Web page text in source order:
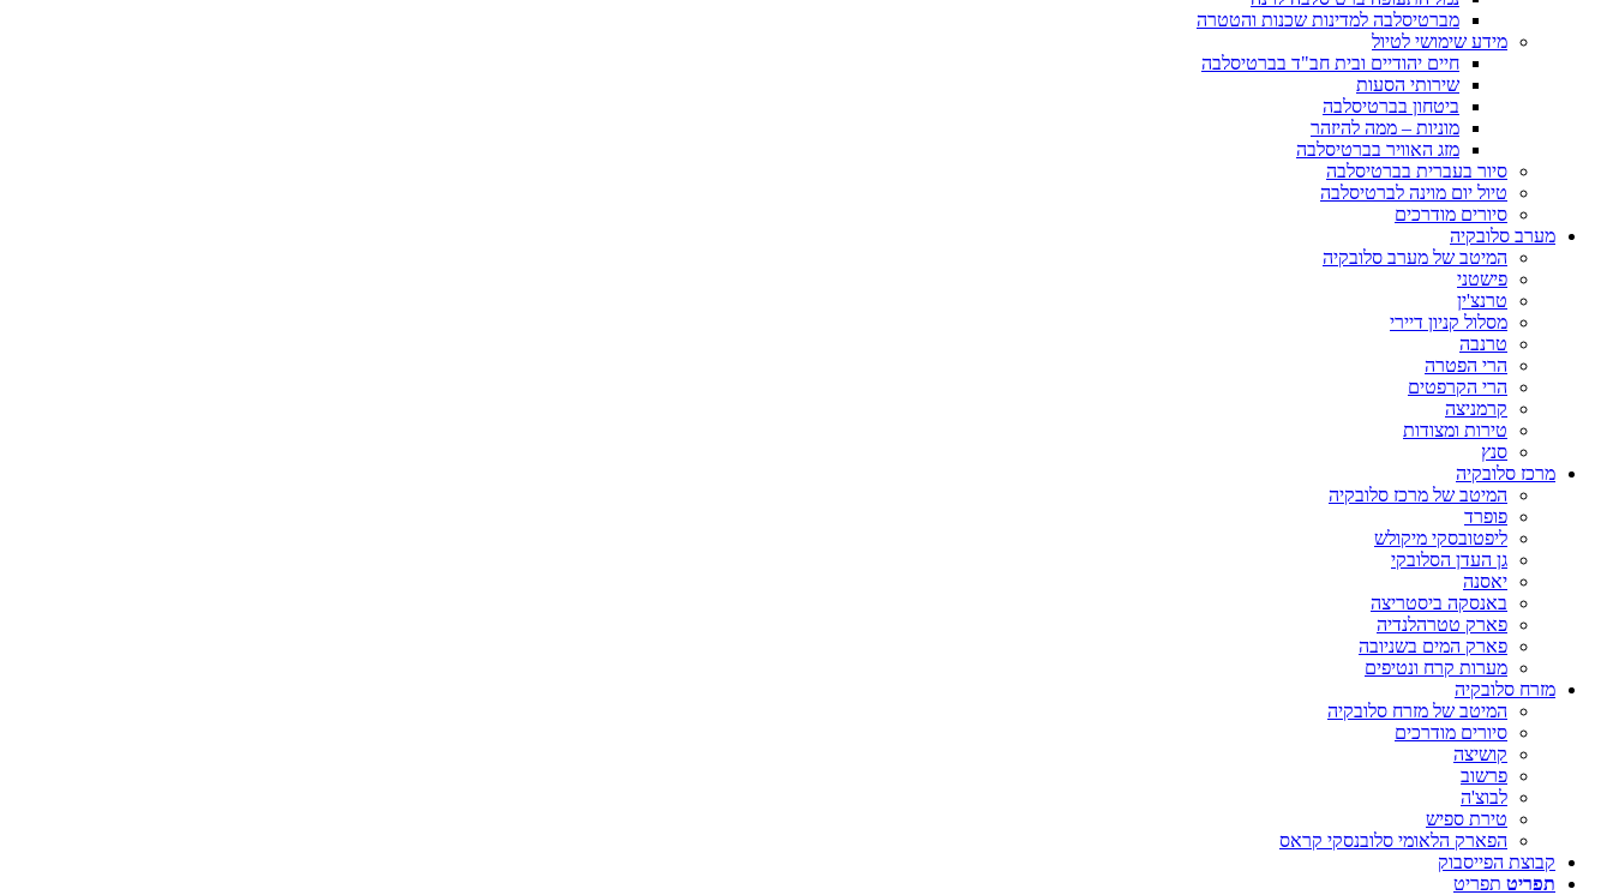
מברטיסלבה למדינות שכנות והטטרה
מידע שימושי לטיול
חיים יהודיים ובית חב"ד בברטיסלבה
שירותי הסעות
ביטחון בברטיסלבה
מוניות – ממה להיזהר
מזג האוויר בברטיסלבה
סיור בעברית בברטיסלבה
טיול יום מוינה לברטיסלבה
סיורים מודרכים
מערב סלובקיה
המיטב של מערב סלובקיה
פישטני
טרנצ'ין
מסלול קניון דיירי
טרנבה
הרי הפטרה
הרי הקרפטים
קרמניצה
טירות ומצודות
סנץ
מרכז סלובקיה
המיטב של מרכז סלובקיה
פופרד
ליפטובסקי מיקולש
גן העדן הסלובקי
יאסנה
באנסקה ביסטריצה
פארק טטרהלנדיה
פארק המים בשניובה
מערות קרח ונטיפים
מזרח סלובקיה
המיטב של מזרח סלובקיה
סיורים מודרכים
קושיצה
פרשוב
לבוצ'ה
טירת ספיש
הפארק הלאומי סלובנסקי קראס
קבוצת הפייסבוק
תפריט תפריט